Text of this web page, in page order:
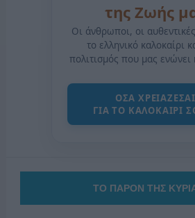
της Ζωής
Οι άνθρωποι, οι
το ελληνικό καλοκαίρι
πολιτισμός που μας ενώνει
ΟΣΑ ΧΡΕΙΑΖΕΣΑΙ
ΓΙΑ ΤΟ ΚΑΛΟΚΑΙΡΙ
ΤΟ ΠΑΡΟΝ ΤΗΣ